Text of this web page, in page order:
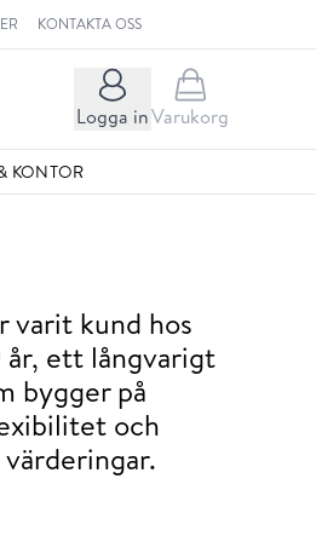
KONTAKTA OSS
Logga inVarukorg
KONTOR
varit kund hos
år, ett långvarigt
bygger på
och